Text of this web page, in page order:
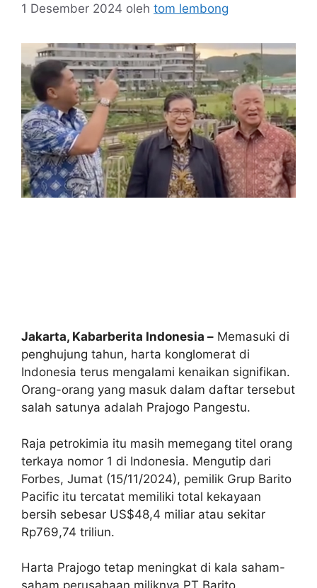
1 Desember 2024 oleh tom lembong
Jakarta, Kabarberita Indonesia – Memasuki di
penghujung tahun, harta konglomerat di
Indonesia terus mengalami kenaikan signifikan.
Orang-orang yang masuk dalam daftar tersebut
salah satunya adalah Prajogo Pangestu.
Raja petrokimia itu masih memegang titel orang
terkaya nomor 1 di Indonesia. Mengutip dari
Forbes, Jumat (15/11/2024), pemilik Grup Barito
Pacific itu tercatat memiliki total kekayaan
bersih sebesar US$48,4 miliar atau sekitar
Rp769,74 triliun.
Harta Prajogo tetap meningkat di kala saham-